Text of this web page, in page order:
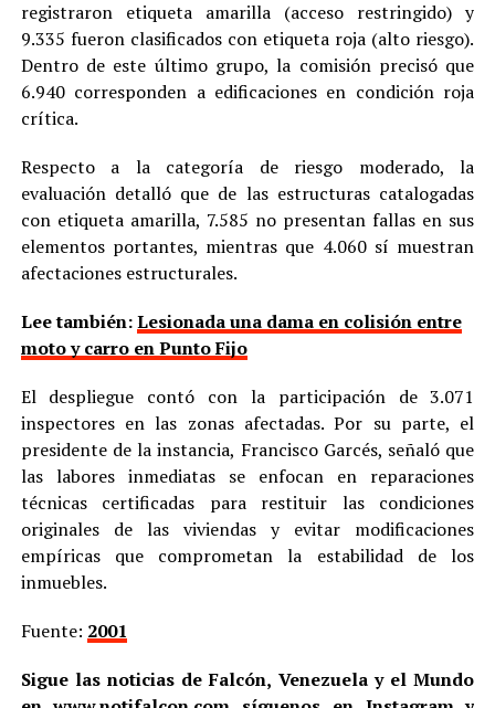
registraron etiqueta amarilla (acceso restringido) y
9.335 fueron clasificados con etiqueta roja (alto riesgo).
Dentro de este último grupo, la comisión precisó que
6.940 corresponden a edificaciones en condición roja
crítica.
Respecto a la categoría de riesgo moderado, la
evaluación detalló que de las estructuras catalogadas
con etiqueta amarilla, 7.585 no presentan fallas en sus
elementos portantes, mientras que 4.060 sí muestran
afectaciones estructurales.
Lee también:Lesionada una dama en colisión entre
moto y carro en Punto Fijo
El despliegue contó con la participación de 3.071
inspectores en las zonas afectadas. Por su parte, el
presidente de la instancia, Francisco Garcés, señaló que
las labores inmediatas se enfocan en reparaciones
técnicas certificadas para restituir las condiciones
originales de las viviendas y evitar modificaciones
empíricas que comprometan la estabilidad de los
inmuebles.
Fuente: 2001
Sigue las noticias de Falcón, Venezuela y el Mundo